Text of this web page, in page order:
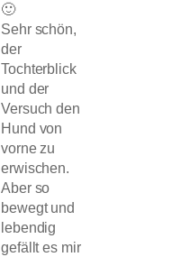
🙂
Sehr schön,
der
Tochterblick
und der
Versuch den
Hund von
vorne zu
erwischen.
Aber so
bewegt und
lebendig
gefällt es mir